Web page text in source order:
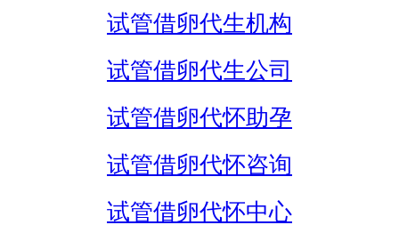
试管借卵代生机构
试管借卵代生公司
试管借卵代怀助孕
试管借卵代怀咨询
试管借卵代怀中心